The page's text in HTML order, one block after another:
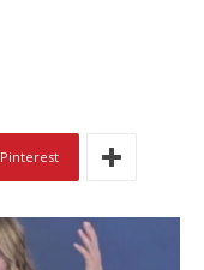
Pinterest